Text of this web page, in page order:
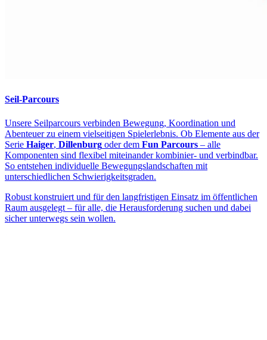
Seil-Parcours
Unsere Seilparcours verbinden Bewegung, Koordination und
Abenteuer zu einem vielseitigen Spielerlebnis. Ob Elemente aus der
Serie Haiger, Dillenburg oder dem Fun Parcours – alle
Komponenten sind flexibel miteinander kombinier- und verbindbar.
So entstehen individuelle Bewegungslandschaften mit
unterschiedlichen Schwierigkeitsgraden.
Robust konstruiert und für den langfristigen Einsatz im öffentlichen
Raum ausgelegt – für alle, die Herausforderung suchen und dabei
sicher unterwegs sein wollen.